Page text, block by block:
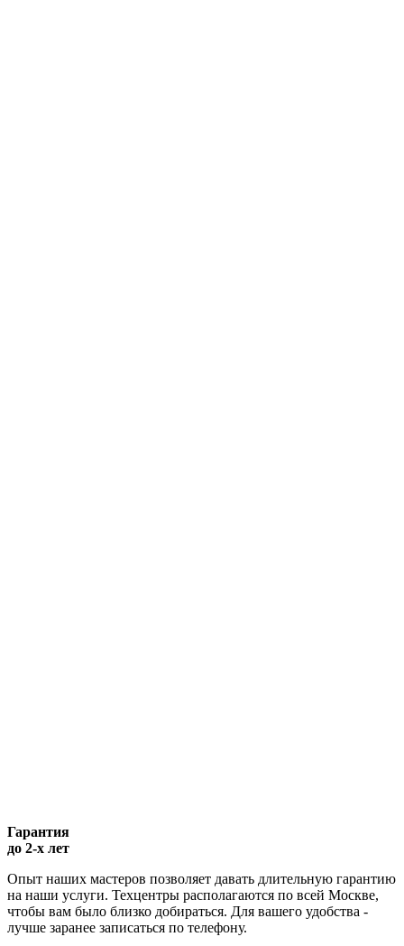
Гарантия
до 2-х лет
Опыт наших мастеров позволяет давать длительную гарантию
на наши услуги. Техцентры располагаются по всей Москве,
чтобы вам было близко добираться. Для вашего удобства -
лучше заранее записаться по телефону.